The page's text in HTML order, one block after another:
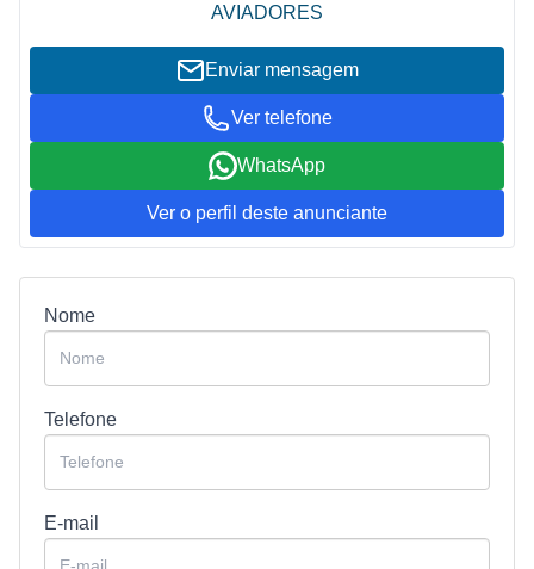
AVIADORES
Enviar mensagem
Ver telefone
WhatsApp
Ver o perfil deste anunciante
Nome
Telefone
E-mail